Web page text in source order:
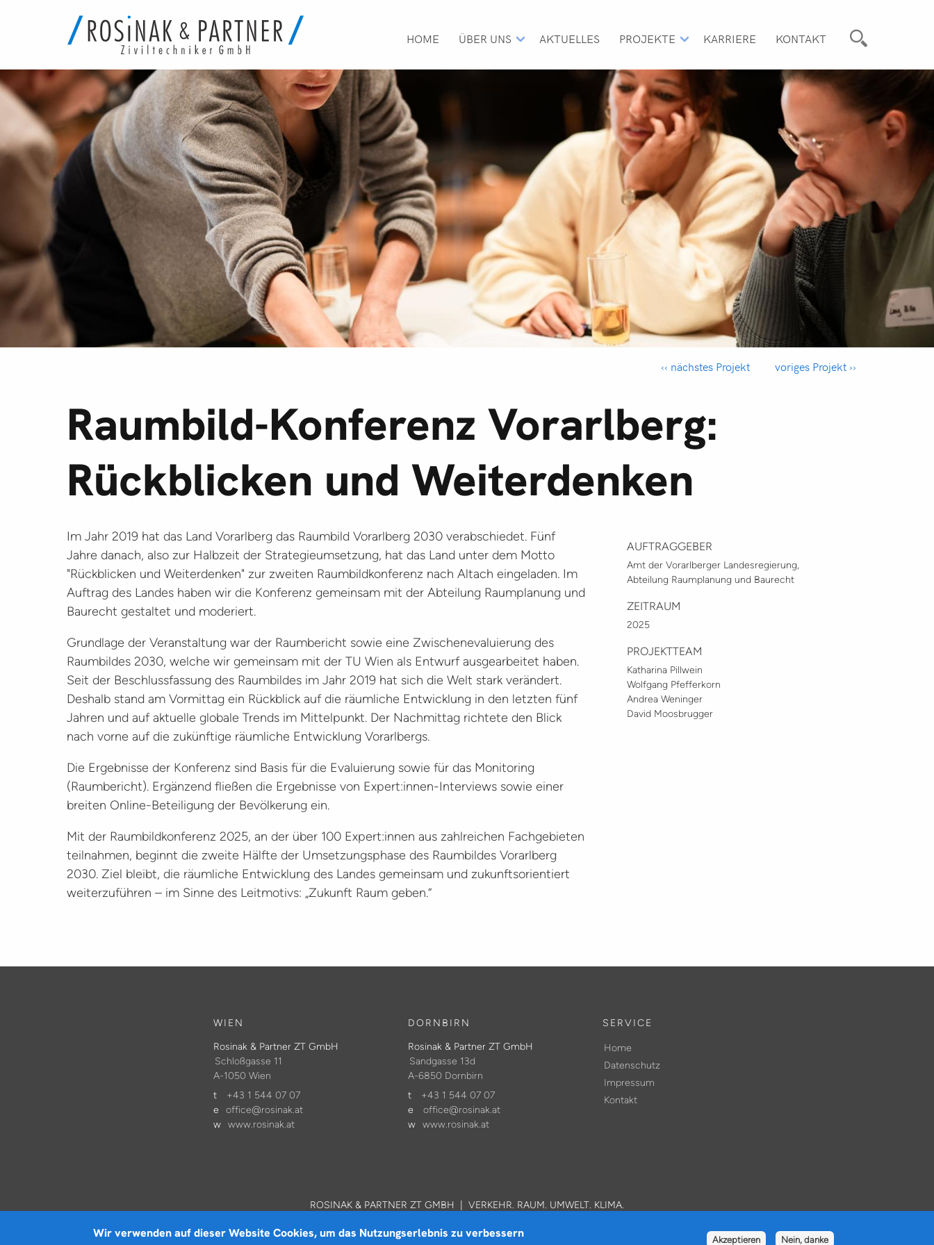
Direkt
zum
Inhalt
A
V
I
G
A
T
I
O
N
HOME ÜBER UNS AKTUELLES PROJEKTE KARRIERE KONTAKT
‹‹ nächstes Projekt voriges Projekt ››
Raumbild-Konferenz Vorarlberg:
Rückblicken und Weiterdenken
Im Jahr 2019 hat das Land Vorarlberg das Raumbild Vorarlberg 2030 verabschiedet. Fünf
Jahre danach, also zur Halbzeit der Strategieumsetzung, hat das Land unter dem Motto
"Rückblicken und Weiterdenken" zur zweiten Raumbildkonferenz nach Altach eingeladen. Im
Auftrag des Landes haben wir die Konferenz gemeinsam mit der Abteilung Raumplanung und
Baurecht gestaltet und moderiert.
Grundlage der Veranstaltung war der Raumbericht sowie eine Zwischenevaluierung des
Raumbildes 2030, welche wir gemeinsam mit der TU Wien als Entwurf ausgearbeitet haben.
Seit der Beschlussfassung des Raumbildes im Jahr 2019 hat sich die Welt stark verändert.
Deshalb stand am Vormittag ein Rückblick auf die räumliche Entwicklung in den letzten fünf
Jahren und auf aktuelle globale Trends im Mittelpunkt. Der Nachmittag richtete den Blick
nach vorne auf die zukünftige räumliche Entwicklung Vorarlbergs.
Die Ergebnisse der Konferenz sind Basis für die Evaluierung sowie für das Monitoring
(Raumbericht). Ergänzend fließen die Ergebnisse von Expert:innen-Interviews sowie einer
breiten Online-Beteiligung der Bevölkerung ein.
Mit der Raumbildkonferenz 2025, an der über 100 Expert:innen aus zahlreichen Fachgebieten
teilnahmen, beginnt die zweite Hälfte der Umsetzungsphase des Raumbildes Vorarlberg
2030. Ziel bleibt, die räumliche Entwicklung des Landes gemeinsam und zukunftsorientiert
weiterzuführen – im Sinne des Leitmotivs: „Zukunft Raum geben.“
AUFTRAGGEBER
Amt der Vorarlberger Landesregierung,
Abteilung Raumplanung und Baurecht
ZEITRAUM
2025
PROJEKTTEAM
Katharina Pillwein
Wolfgang Pfefferkorn
Andrea Weninger
David Moosbrugger
WIEN
Rosinak & Partner ZT GmbH
Schloßgasse 11
A-1050 Wien
t
+43 1 544 07 07
e
office@rosinak.at
w www.rosinak.at
DORNBIRN
Rosinak & Partner ZT GmbH
Sandgasse 13d
A-6850 Dornbirn
t
+43 1 544 07 07
e
office@rosinak.at
w www.rosinak.at
SERVICE
Home
Datenschutz
Impressum
Kontakt
ROSINAK & PARTNER ZT GMBH | VERKEHR. RAUM. UMWELT. KLIMA.
Wir verwenden auf dieser Website Cookies, um das Nutzungserlebnis zu verbessern Akzeptieren Nein, danke